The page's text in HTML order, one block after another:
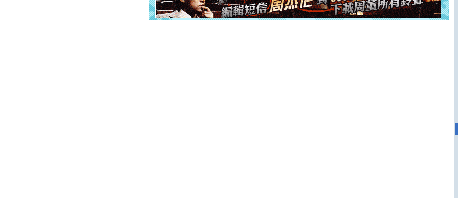
[元旦]当我狠下心扭头离去那一刻，你在我身后无助地哭
泣，这痛楚让我明白我多么爱你。我转身抱住你：这猪不
卖了。水晶之恋祝你新年快乐。